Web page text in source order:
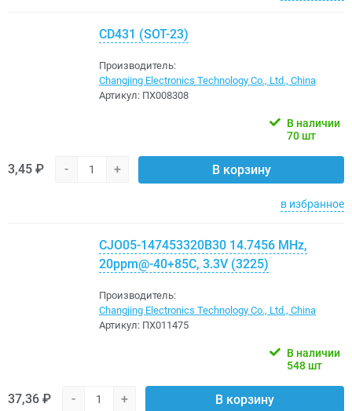
CD431 (SOT-23)
Производитель:
Changjing Electronics Technology Co., Ltd., China
Артикул: ПХ008308
В наличии
70 шт
3,45 ₽ - + В корзину
в избранное
CJO05-147453320B30 14.7456 MHz,
20ppm@-40+85C, 3.3V (3225)
Производитель:
Changjing Electronics Technology Co., Ltd., China
Артикул: ПХ011475
В наличии
548 шт
37,36 ₽ - + В корзину